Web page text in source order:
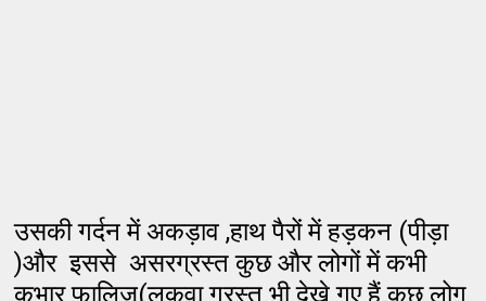
उसकी गर्दन में अकड़ाव ,हाथ पैरों में हड़कन (पीड़ा
)और इससे असरग्रस्त कुछ और लोगों में कभी
कभार फालिज(लकवा ग्रस्त भी देखे गए हैं कुछ लोग